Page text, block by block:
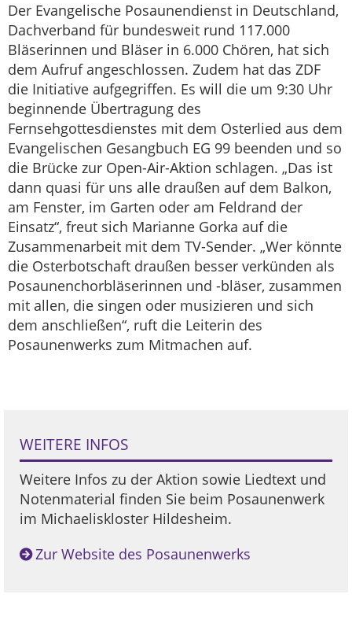
Der Evangelische Posaunendienst in Deutschland,
Dachverband für bundesweit rund 117.000
Bläserinnen und Bläser in 6.000 Chören, hat sich
dem Aufruf angeschlossen. Zudem hat das ZDF
die Initiative aufgegriffen. Es will die um 9:30 Uhr
beginnende Übertragung des
Fernsehgottesdienstes mit dem Osterlied aus dem
Evangelischen Gesangbuch EG 99 beenden und so
die Brücke zur Open-Air-Aktion schlagen. „Das ist
dann quasi für uns alle draußen auf dem Balkon,
am Fenster, im Garten oder am Feldrand der
Einsatz“, freut sich Marianne Gorka auf die
Zusammenarbeit mit dem TV-Sender. „Wer könnte
die Osterbotschaft draußen besser verkünden als
Posaunenchorbläserinnen und -bläser, zusammen
mit allen, die singen oder musizieren und sich
dem anschließen“, ruft die Leiterin des
Posaunenwerks zum Mitmachen auf.
WEITERE INFOS
Weitere Infos zu der Aktion sowie Liedtext und
Notenmaterial finden Sie beim Posaunenwerk
im Michaeliskloster Hildesheim.
Zur Website des Posaunenwerks